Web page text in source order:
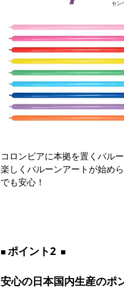
コロンビアに本拠を置くバル
楽しくバルーンアートが始め
でも安心！
ポイント2
安心の日本国内生産のポ